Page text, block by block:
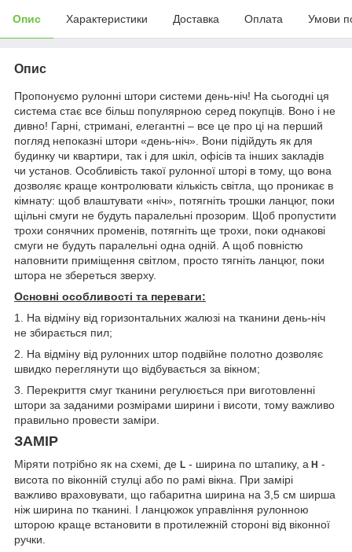
Опис Характеристики Доставка Оплата Умови
Опис
Пропонуємо рулонні штори системи день-ніч! На сьогодні ця
система стає все більш популярною серед покупців. Воно і не
дивно! Гарні, стримані, елегантні – все це про ці на перший
погляд непоказні штори «день-ніч». Вони підійдуть як для
будинку чи квартири, так і для шкіл, офісів та інших закладів
чи установ. Особливість такої рулонної шторі в тому, що вона
дозволяє краще контролювати кількість світла, що проникає в
кімнату: щоб влаштувати «ніч», потягніть трошки ланцюг, поки
щільні смуги не будуть паралельні прозорим. Щоб пропустити
трохи сонячних променів, потягніть ще трохи, поки однакові
смуги не будуть паралельні одна одній. А щоб повністю
наповнити приміщення світлом, просто тягніть ланцюг, поки
штора не збереться зверху.
Основні особливості та переваги:
1. На відміну від горизонтальних жалюзі на тканини день-ніч
не збирається пил;
2. На відміну від рулонних штор подвійне полотно дозволяє
швидко переглянути що відбувається за вікном;
3. Перекриття смуг тканини регулюється при виготовленні
штори за заданими розмірами ширини і висоти, тому важливо
правильно провести заміри.
ЗАМІР
Міряти потрібно як на схемі, де L - ширина по штапику, а Н -
висота по віконній стулці або по рамі вікна. При замірі
важливо враховувати, що габаритна ширина на 3,5 см ширша
ніж ширина по тканині. І ланцюжок управління рулонною
шторою краще встановити в протилежній стороні від віконної
ручки.